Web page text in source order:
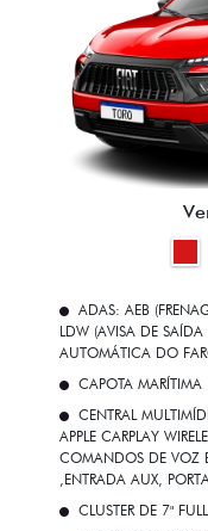
ADAS: AEB
LDW (AVISA DE
AUTOMÁTICA DO
CAPOTA MARÍTIMA
CENTRAL
APPLE CARPLAY
COMANDOS DE VOZ
,ENTRADA AUX,
CLUSTER DE 7"